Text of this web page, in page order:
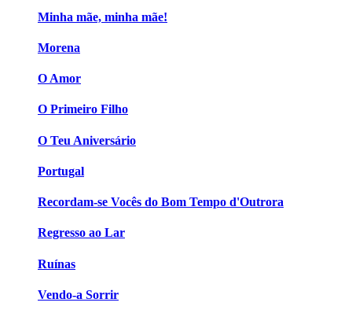
Minha mãe, minha mãe!
Morena
O Amor
O Primeiro Filho
O Teu Aniversário
Portugal
Recordam-se Vocês do Bom Tempo d'Outrora
Regresso ao Lar
Ruínas
Vendo-a Sorrir